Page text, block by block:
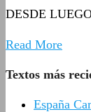
DESDE
Read More
Textos más
España